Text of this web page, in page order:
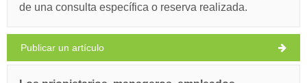
Velocidad del viento: 5.91 km/h
cielo claro
Address: Nin Telefono+385 23 265 247 WORKING HOURS
Debe visitar(/)
de una consulta específica o reserva realizada.
Publicar un artículo